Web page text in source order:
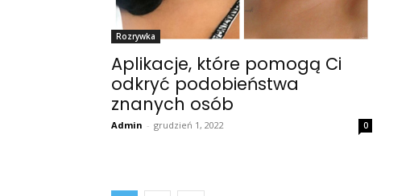
Rozrywka
Aplikacje, które pomogą Ci
odkryć podobieństwa
znanych osób
Admin - grudzień 1, 2022 0